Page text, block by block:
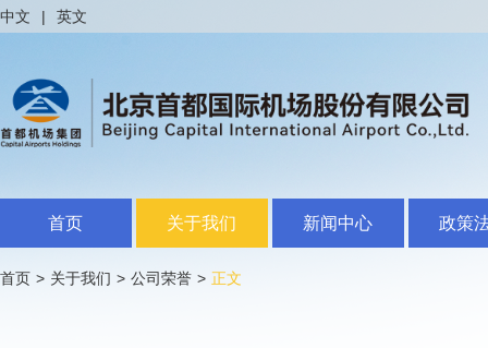
中文 | 英文
首页 关于我们 新闻中心 政策
首页 > 关于我们 > 公司荣誉 > 正文